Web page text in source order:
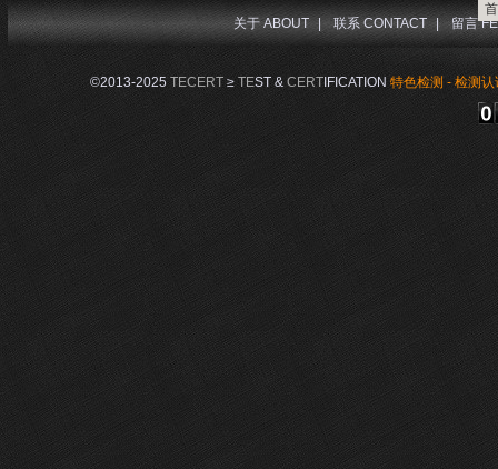
©2013-2025TECERT≥TEST & CERTIFICATION 特色检测 - 检测
关于 ABOUT 联系 CONTACT | 留言